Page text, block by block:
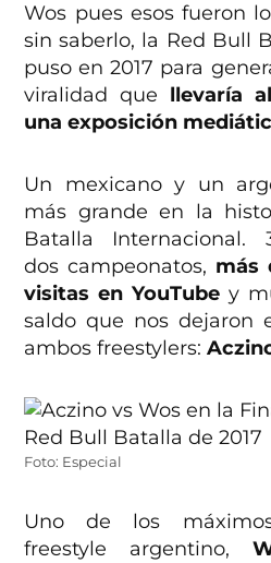
Wos pues esos fueron
sin saberlo, la Red Bull
puso en 2017 para
viralidad que llevaría
una exposición
Un mexicano y un
más grande en la
Batalla Internacional.
dos campeonatos, más
visitas en YouTube y
saldo que nos dejaron
ambos freestylers:
Foto: Especial
Uno de los
freestyle argentino,